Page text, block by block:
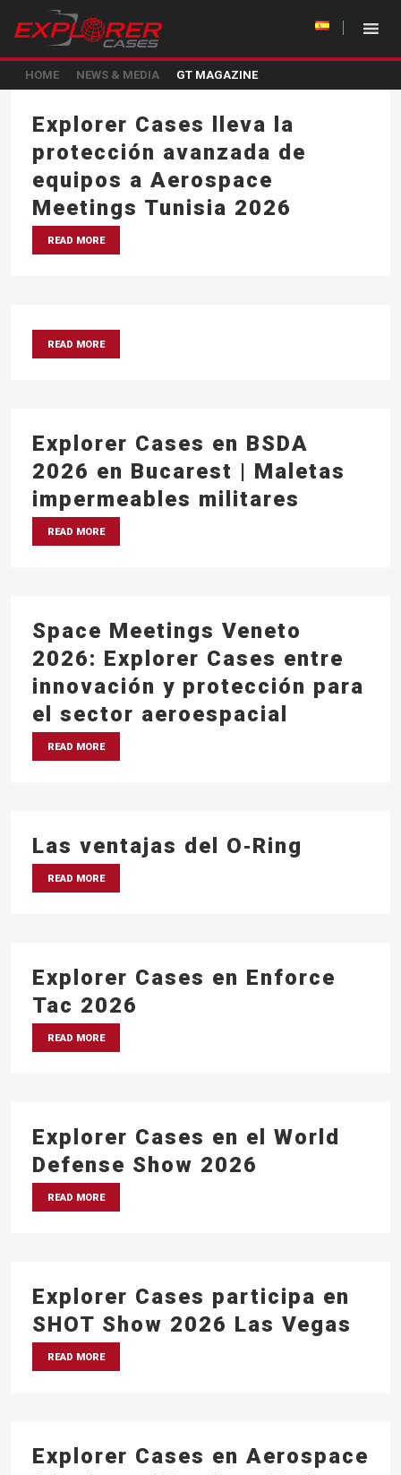
HOME NEWS & MEDIA GT MAGAZINE
Explorer Cases lleva la
protección avanzada de
equipos a Aerospace
Meetings Tunisia 2026
READ MORE
READ MORE
Explorer Cases en BSDA
2026 en Bucarest | Maletas
impermeables militares
READ MORE
Space Meetings Veneto
2026: Explorer Cases entre
innovación y protección para
el sector aeroespacial
READ MORE
Las ventajas del O‑Ring
READ MORE
Explorer Cases en Enforce
Tac 2026
READ MORE
Explorer Cases en el World
Defense Show 2026
READ MORE
Explorer Cases participa en
SHOT Show 2026 Las Vegas
READ MORE
Explorer Cases en Aerospace